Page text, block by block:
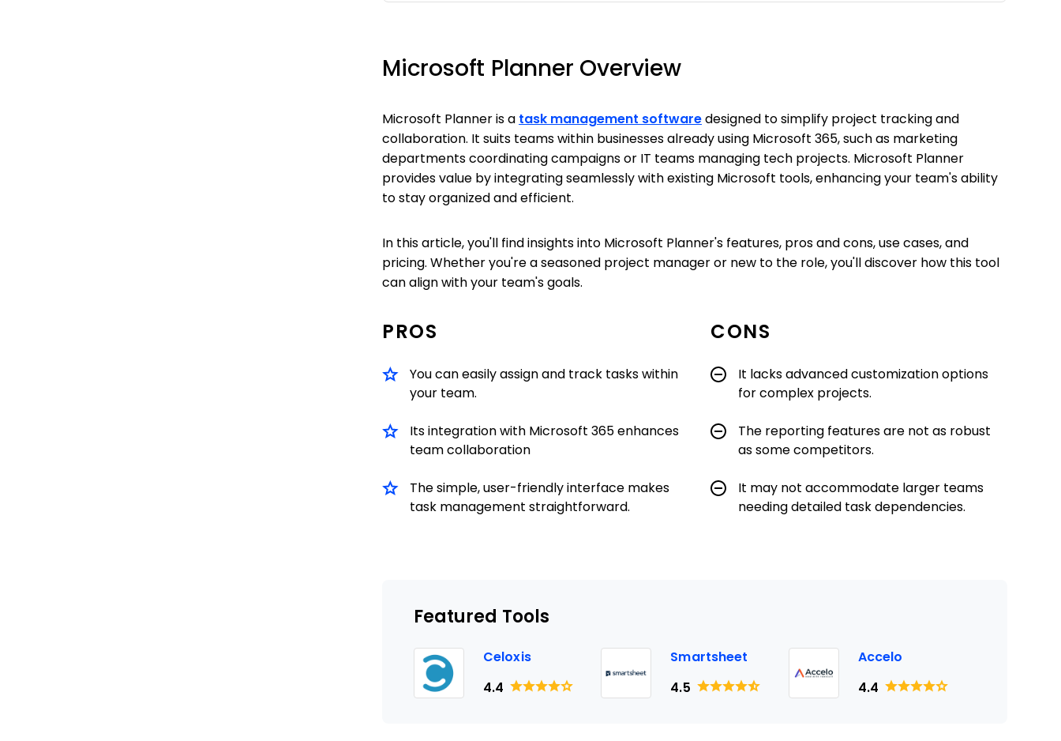
Microsoft Planner Overview
Microsoft Planner is a task management software designed to simplify project tracking and
collaboration. It suits teams within businesses already using Microsoft 365, such as marketing
departments coordinating campaigns or IT teams managing tech projects. Microsoft Planner
provides value by integrating seamlessly with existing Microsoft tools, enhancing your team's ability
to stay organized and efficient.
In this article, you'll find insights into Microsoft Planner's features, pros and cons, use cases, and
pricing. Whether you're a seasoned project manager or new to the role, you'll discover how this tool
can align with your team's goals.
PROS
You can easily assign and track tasks within
your team.
Its integration with Microsoft 365 enhances
team collaboration
The simple, user-friendly interface makes
task management straightforward.
CONS
It lacks advanced customization options
for complex projects.
The reporting features are not as robust
as some competitors.
It may not accommodate larger teams
needing detailed task dependencies.
Featured Tools
Celoxis
4.4
Smartsheet
4.5
Accelo
4.4